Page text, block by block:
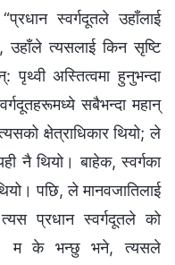
स्‍वर्गदूतले उहाँलाई
उहाँले त्यसलाई किन सृष्टि
पृथ्वी अस्तित्वमा हुनुभन्दा
सबैभन्दा महान्
क्षेत्राधिकार थियो; ले
नै थियो। बाहेक, स्वर्गका
पछि, ले मानवजातिलाई
प्रधान स्‍वर्गदूतले को
म के भन्छु भने, त्यसले